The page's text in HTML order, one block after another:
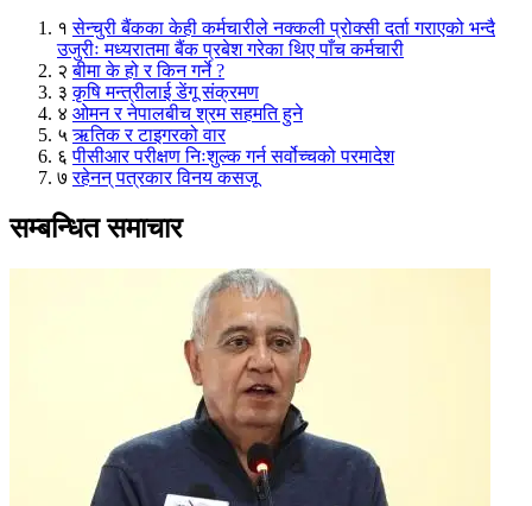
१ सेन्चुरी बैंकका केही कर्मचारीले नक्कली प्रोक्सी दर्ता गराएको भन्दै
उजुरीः मध्यरातमा बैंक प्रबेश गरेका थिए पाँच कर्मचारी
२ बीमा के हो र किन गर्ने ?
३ कृषि मन्त्रीलाई डेंगू संक्रमण
४ ओमन र नेपालबीच श्रम सहमति हुने
५ ऋतिक र टाइगरको वार
६ पीसीआर परीक्षण निःशुल्क गर्न सर्वोच्चको परमादेश
७ रहेनन् पत्रकार विनय कसजू
सम्बन्धित समाचार